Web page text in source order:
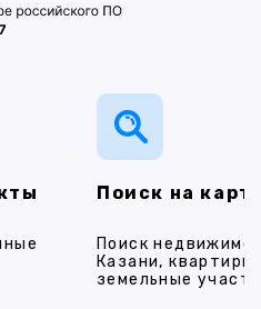
Поиск на
Поиск
Казани,
земельные